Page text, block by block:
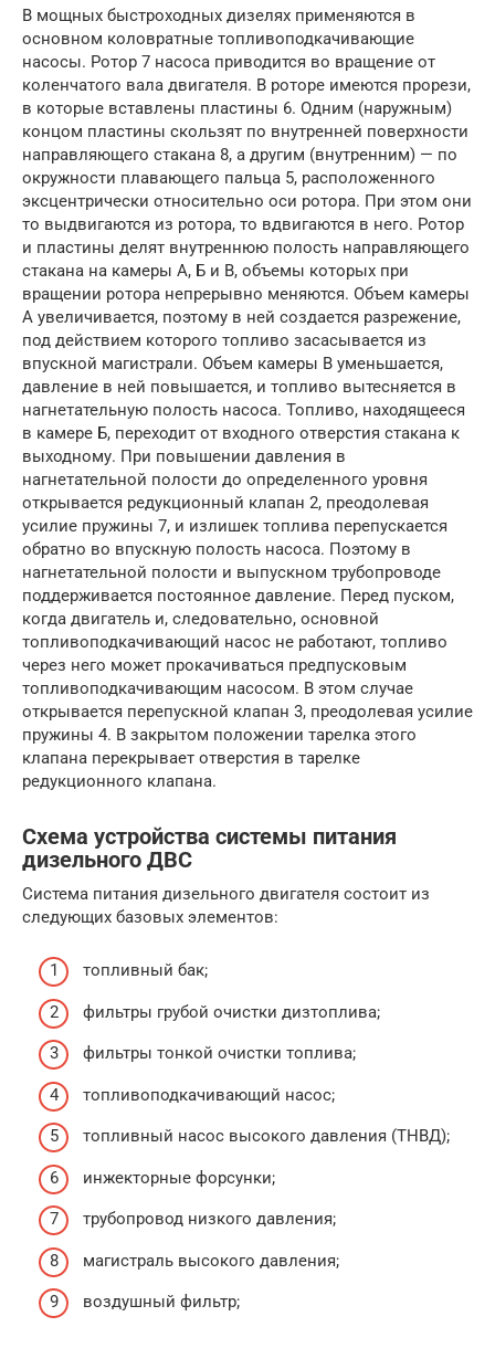
В мощных быстроходных дизелях применяются в
основном коловратные топливоподкачивающие
насосы. Ротор 7 насоса приводится во вращение от
коленчатого вала двигателя. В роторе имеются прорези,
в которые вставлены пластины 6. Одним (наружным)
концом пластины скользят по внутренней поверхности
направляющего стакана 8, а другим (внутренним) — по
окружности плавающего пальца 5, расположенного
эксцентрически относительно оси ротора. При этом они
то выдвигаются из ротора, то вдвигаются в него. Ротор
и пластины делят внутреннюю полость направляющего
стакана на камеры А, Б и В, объемы которых при
вращении ротора непрерывно меняются. Объем камеры
А увеличивается, поэтому в ней создается разрежение,
под действием которого топливо засасывается из
впускной магистрали. Объем камеры В уменьшается,
давление в ней повышается, и топливо вытесняется в
нагнетательную полость насоса. Топливо, находящееся
в камере Б, переходит от входного отверстия стакана к
выходному. При повышении давления в
нагнетательной полости до определенного уровня
открывается редукционный клапан 2, преодолевая
усилие пружины 7, и излишек топлива перепускается
обратно во впускную полость насоса. Поэтому в
нагнетательной полости и выпускном трубопроводе
поддерживается постоянное давление. Перед пуском,
когда двигатель и, следовательно, основной
топливоподкачивающий насос не работают, топливо
через него может прокачиваться предпусковым
топливоподкачивающим насосом. В этом случае
открывается перепускной клапан 3, преодолевая усилие
пружины 4. В закрытом положении тарелка этого
клапана перекрывает отверстия в тарелке
редукционного клапана.
Схема устройства системы питания
дизельного ДВС
Система питания дизельного двигателя состоит из
следующих базовых элементов:
топливный бак;
фильтры грубой очистки дизтоплива;
фильтры тонкой очистки топлива;
топливоподкачивающий насос;
топливный насос высокого давления (ТНВД);
инжекторные форсунки;
трубопровод низкого давления;
магистраль высокого давления;
воздушный фильтр;